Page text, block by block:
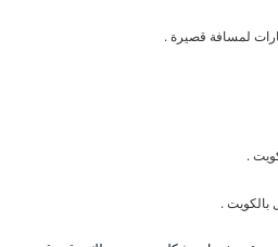
بالكويت .